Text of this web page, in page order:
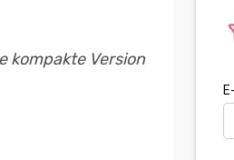
kompakte Version